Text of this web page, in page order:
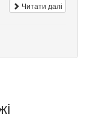
Читати далі